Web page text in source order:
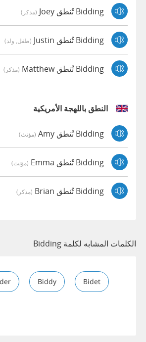
Bidding تُنطق Joey (مذكر)
Bidding تُنطق Justin (طفل, ولد)
Bidding تُنطق Matthew (مذكر)
النطق باللهجة الأمريكية
Bidding تُنطق Amy (مؤنث)
Bidding تُنطق Emma (مؤنث)
Bidding تُنطق Brian (مذكر)
الكلمات المشابه لكلمة Bidding
Biddy Bidet